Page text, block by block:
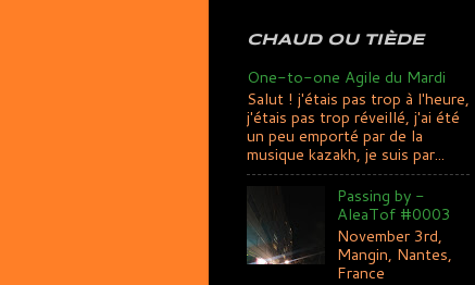
CHAUD OU TIÈDE
One-to-one Agile du Mardi
Salut ! j'étais pas trop à l'heure,
j'étais pas trop réveillé, j'ai été
un peu emporté par de la
musique kazakh, je suis par...
Passing by -
AleaTof #0003
November 3rd,
Mangin, Nantes,
France